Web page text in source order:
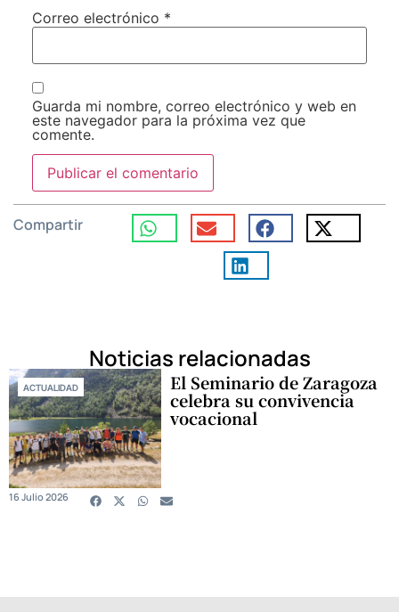
Correo electrónico *
Guarda mi nombre, correo electrónico y web en
este navegador para la próxima vez que
comente.
Compartir
Noticias relacionadas
ACTUALIDAD El Seminario de Zaragoza
celebra su convivencia
vocacional
16 Julio 2026